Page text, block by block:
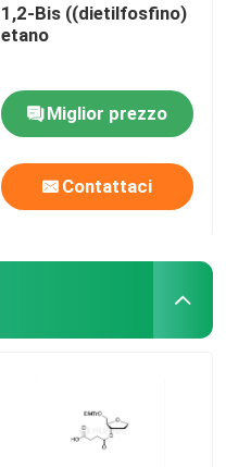
1,2-Bis ((dietilfosfino)
etano
Miglior prezzo
Contattaci